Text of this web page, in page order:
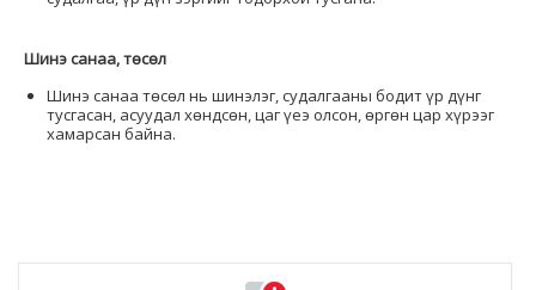
Шинэ санаа, төсөл
Шинэ санаа төсөл нь шинэлэг, судалгааны бодит үр дүнг
тусгасан, асуудал хөндсөн, цаг үеэ олсон, өргөн цар хүрээг
хамарсан байна.